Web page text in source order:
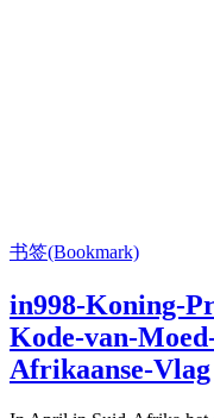
书签(Bookmark)
in998-Koning-
Kode-van-
Afrikaanse-Vlag